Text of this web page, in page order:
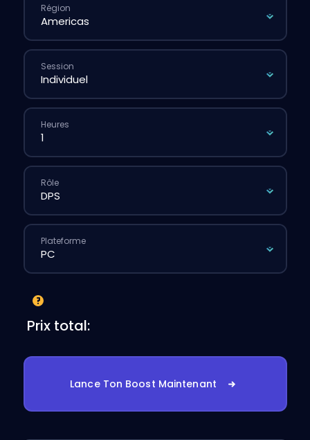
Région
Session
Heures
Rôle
Plateforme
Prix total:
Lance Ton Boost Maintenant